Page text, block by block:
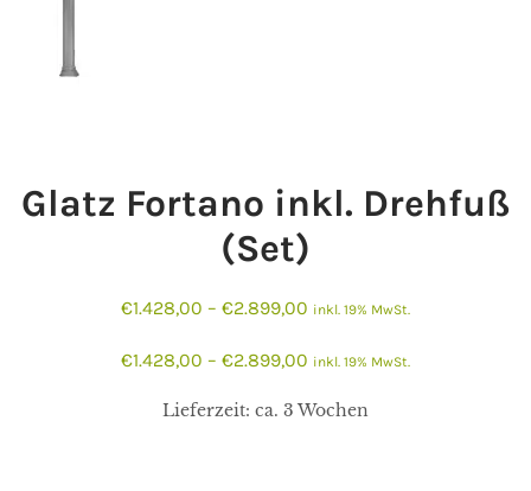
Glatz Fortano inkl. Drehfuß
(Set)
€1.428,00 – €2.899,00 inkl. 19% MwSt.
€1.428,00 – €2.899,00 inkl. 19% MwSt.
Lieferzeit: ca. 3 Wochen